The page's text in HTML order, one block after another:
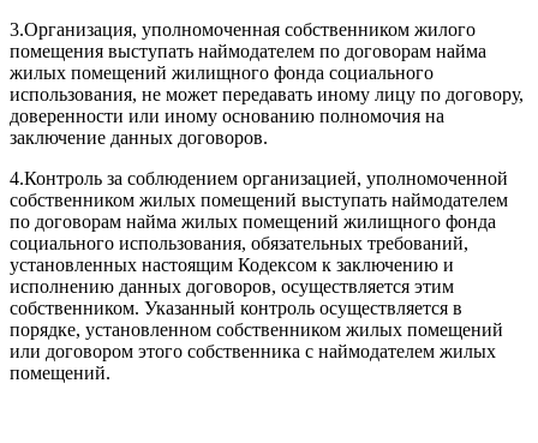
3.Организация, уполномоченная собственником жилого
помещения выступать наймодателем по договорам найма
жилых помещений жилищного фонда социального
использования, не может передавать иному лицу по договору,
доверенности или иному основанию полномочия на
заключение данных договоров.
4.Контроль за соблюдением организацией, уполномоченной
собственником жилых помещений выступать наймодателем
по договорам найма жилых помещений жилищного фонда
социального использования, обязательных требований,
установленных настоящим Кодексом к заключению и
исполнению данных договоров, осуществляется этим
собственником. Указанный контроль осуществляется в
порядке, установленном собственником жилых помещений
или договором этого собственника с наймодателем жилых
помещений.